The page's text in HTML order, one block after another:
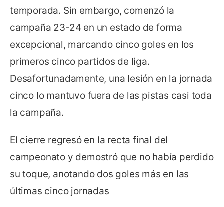
temporada. Sin embargo, comenzó la
campaña 23-24 en un estado de forma
excepcional, marcando cinco goles en los
primeros cinco partidos de liga.
Desafortunadamente, una lesión en la jornada
cinco lo mantuvo fuera de las pistas casi toda
la campaña.
El cierre regresó en la recta final del
campeonato y demostró que no había perdido
su toque, anotando dos goles más en las
últimas cinco jornadas